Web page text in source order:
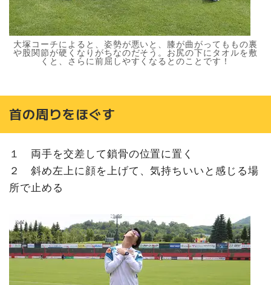
大塚コーチによると、姿勢が悪いと、膝が曲がってももの裏
や股関節が硬くなりがちなのだそう。お尻の下にタオルを敷
くと、さらに前屈しやすくなるとのことです！
首の周りをほぐす
１ 両手を交差して鎖骨の位置に置く
２ 斜め左上に顔を上げて、気持ちいいと感じる場
所で止める